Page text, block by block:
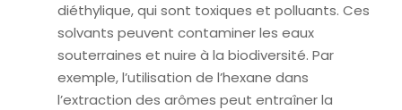
diéthylique, qui sont toxiques et polluants. Ces
solvants peuvent contaminer les eaux
souterraines et nuire à la biodiversité. Par
exemple, l’utilisation de l’hexane dans
l’extraction des arômes peut entraîner la